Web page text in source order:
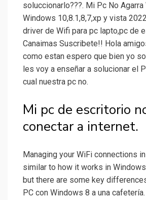
soluccionarlo???. Mi Pc No
Windows 10,8.1,8,7,xp y vista
driver de Wifi para pc lapto,pc de
Canaimas Suscribete!! Hola
como estan espero que bien yo
les voy a enseñar a solucionar el
cual nuestra pc no.
Mi pc de escritorio
conectar a internet.
Managing your WiFi connections
similar to how it works in
but there are some key
PC con Windows 8 a una